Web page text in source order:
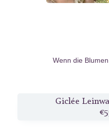
Wenn die
Giclée